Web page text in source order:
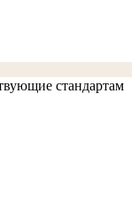
стандартам